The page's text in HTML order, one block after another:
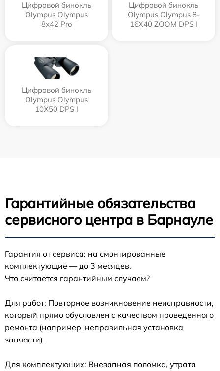
Цифровой бинокль
Olympus Olympus
8x42 Pro
Цифровой бинокль
Olympus Olympus 8-
16X40 ZOOM DPS I
Цифровой бинокль
Olympus Olympus
10X50 DPS I
Гарантийные обязательства
сервисного центра в Барнауле
Гарантия от сервиса: на смонтированные
комплектующие — до 3 месяцев.
Что считается гарантийным случаем?
Для работ: Повторное возникновение неисправности,
который прямо обусловлен с качеством проведенного
ремонта (например, неправильная установка
запчасти).
Для комплектующих: Внезапная поломка, утрата